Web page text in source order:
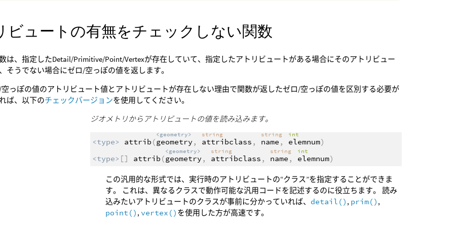
ビュートの有無をチェックしない関数
は、指定したDetail/Primitive/Point/Vertexが存在していて、指定したアトリビュートがある場合にそのアトリビュー
そうでない場合にゼロ/空っぽの値を返します。
っぽの値のアトリビュート値とアトリビュートが存在しない理由で関数が返したゼロ/空っぽの値を区別する必要が
ば、以下のチェックバージョンを使用してください。
ジオメトリからアトリビュートの値を読み込みます。
<type> attrib (
<geometry>
geometry ,
string
attribclass ,
string
name ,
int
elemnum)
<type> [] attrib (
<geometry>
geometry ,
string
attribclass ,
string
name ,
int
elemnum)
この汎用的な形式では、実行時のアトリビュートの“クラス”を指定することができま
す。 これは、異なるクラスで動作可能な汎用コードを記述するのに役立ちます。 読み
込みたいアトリビュートのクラスが事前に分かっていれば、 detail() , prim() ,
point() , vertex() を使用した方が高速です。